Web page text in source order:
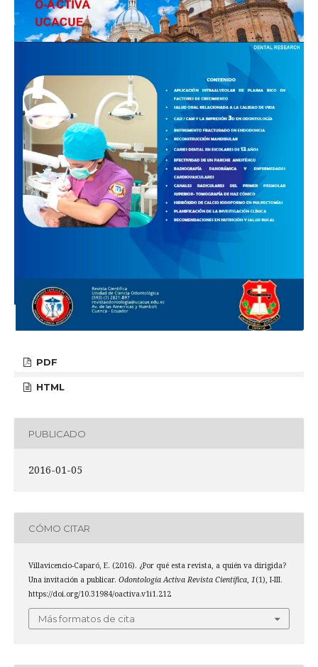
PDF
HTML
PUBLICADO
2016-01-05
CÓMO CITAR
Villavicencio-Caparó, E. (2016). ¿Por qué esta revista, a quién va dirigida?
Una invitación a publicar. Odontología Activa Revista Científica, 1(1), I-III.
https://doi.org/10.31984/oactiva.v1i1.212
Más formatos de cita